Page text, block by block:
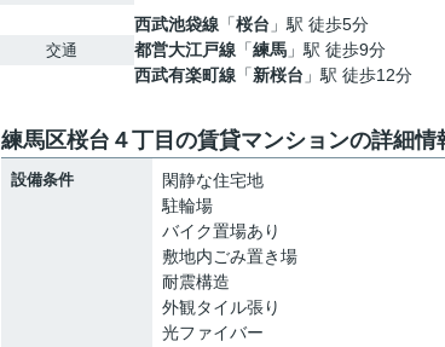
交通
西武池袋線 「桜台 」駅 徒歩5分
都営大江戸線 「練馬 」駅 徒歩9分
西武有楽町線 「新桜台 」駅 徒歩12分
練馬区桜台４丁目の賃貸マンションの詳細情
設備条件
閑静な住宅地
駐輪場
バイク置場あり
敷地内ごみ置き場
耐震構造
外観タイル張り
光ファイバー